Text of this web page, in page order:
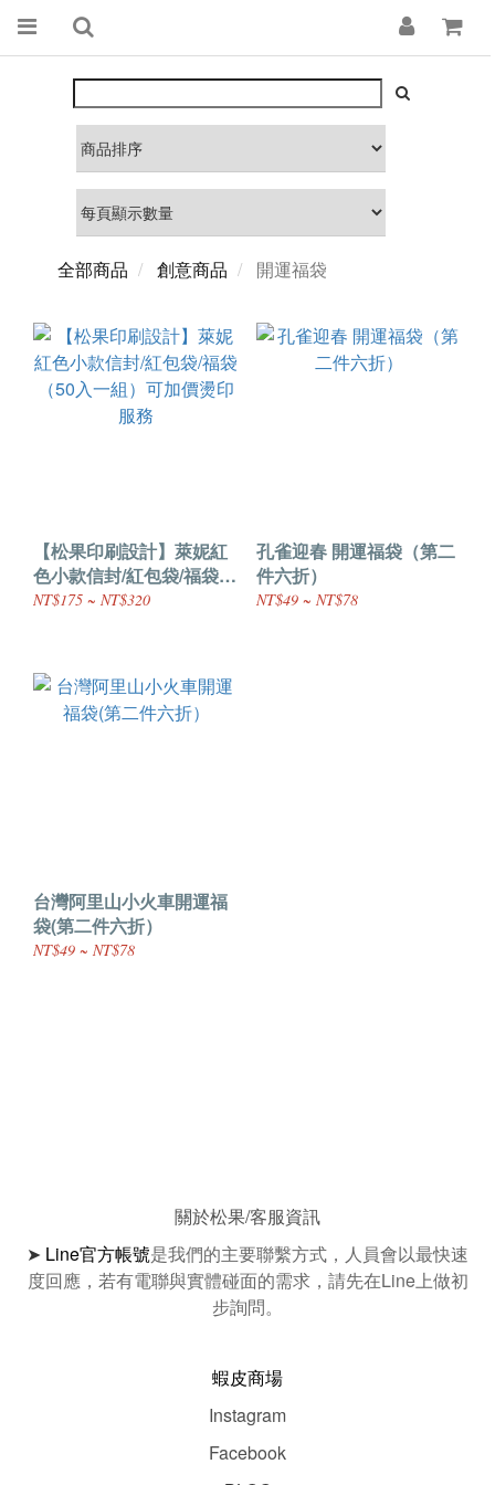
全部商品 創意商品 開運福袋
【松果印刷設計】萊妮紅
色小款信封/紅包袋/福袋
（50入一組）可加價燙印
NT$175 ~ NT$320
孔雀迎春 開運福袋（第二
件六折）
NT$49 ~ NT$78
台灣阿里山小火車開運福
袋(第二件六折）
NT$49 ~ NT$78
關於松果/客服資訊
➤ Line官方帳號是我們的主要聯繫方式，人員會以最快速
度回應，若有電聯與實體碰面的需求，請先在Line上做初
步詢問。
蝦皮商場
Instagram
Facebook